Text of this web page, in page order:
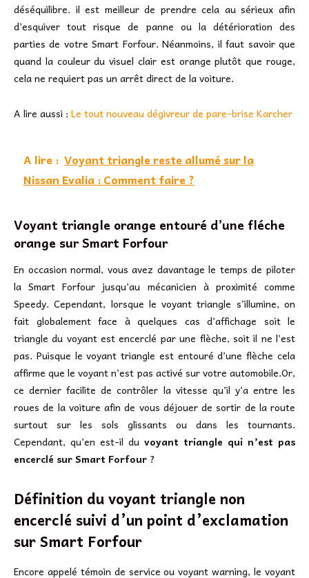
déséquilibre. il est meilleur de prendre cela au sérieux afin
d’esquiver tout risque de panne ou la détérioration des
parties de votre Smart Forfour. Néanmoins, il faut savoir que
quand la couleur du visuel clair est orange plutôt que rouge,
cela ne requiert pas un arrêt direct de la voiture.
A lire aussi : Le tout nouveau dégivreur de pare-brise Karcher
A lire : Voyant triangle reste allumé sur la
Nissan Evalia : Comment faire ?
Voyant triangle orange entouré d’une fléche
orange sur Smart Forfour
En occasion normal, vous avez davantage le temps de piloter
la Smart Forfour jusqu’au mécanicien à proximité comme
Speedy. Cependant, lorsque le voyant triangle s’illumine, on
fait globalement face à quelques cas d’affichage soit le
triangle du voyant est encerclé par une flèche, soit il ne l’est
pas. Puisque le voyant triangle est entouré d’une flèche cela
affirme que le voyant n’est pas activé sur votre automobile.Or,
ce dernier facilite de contrôler la vitesse qu’il y’a entre les
roues de la voiture afin de vous déjouer de sortir de la route
surtout sur les sols glissants ou dans les tournants.
Cependant, qu’en est-il du voyant triangle qui n’est pas
encerclé sur Smart Forfour ?
Définition du voyant triangle non
encerclé suivi d’un point d’exclamation
surSmart Forfour
Encore appelé témoin de service ou voyant warning, le voyant